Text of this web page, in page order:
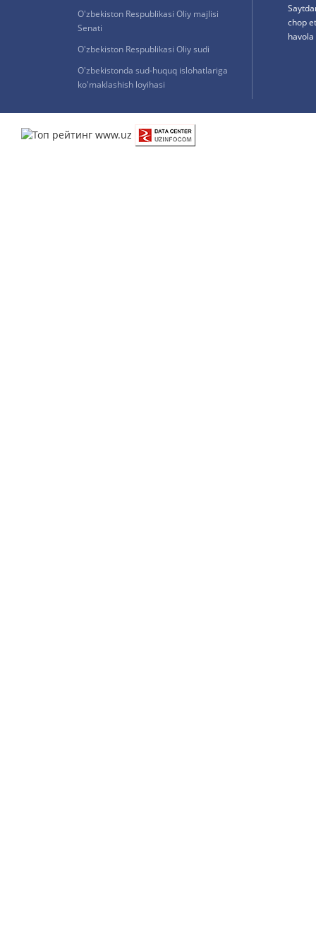
O'zbekiston Respublikasi Oliy majlisi
Senati
O'zbekiston Respublikasi Oliy sudi
O'zbekistonda sud-huquq islohatlariga
ko'maklashish loyihasi
chop